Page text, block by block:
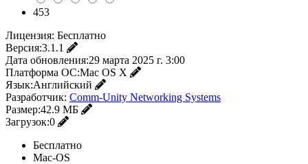
453
Лицензия: Бесплатно
Версия:3.1.1
Дата обновления:29 марта 2025 г. 3:00
Платформа ОС:Mac OS X
Язык:Английский
Разработчик: Comm-Unity Networking Systems
Размер:42.9 МБ
Загрузок:0
Бесплатно
Mac-OS